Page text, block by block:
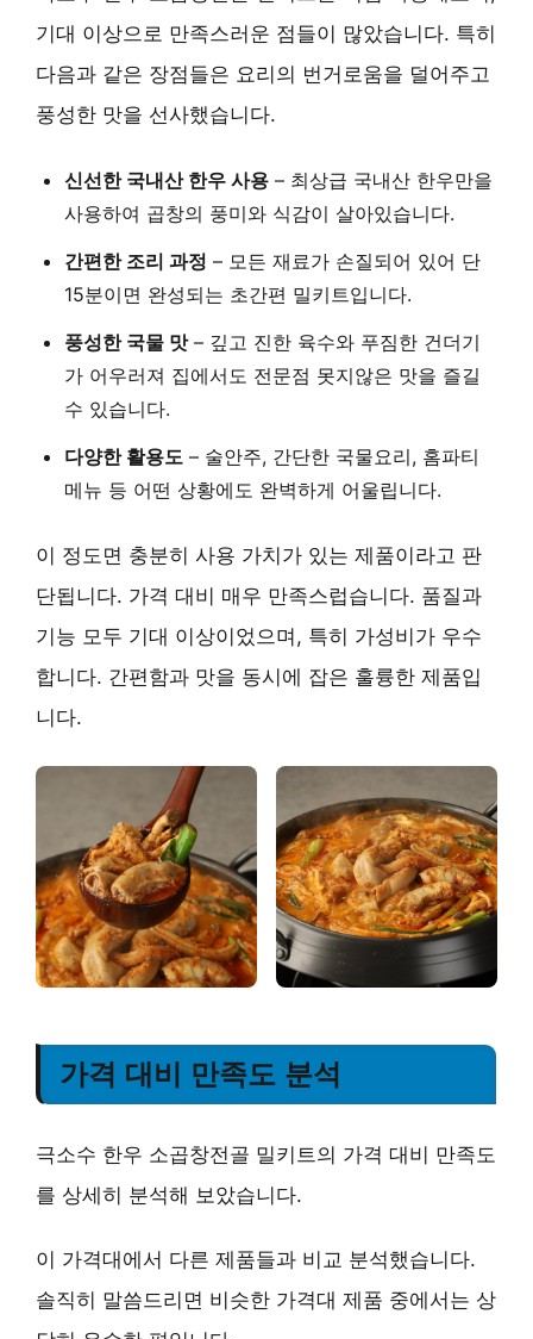
기대 이상으로 만족스러운 점들이 많았습니다. 특히
다음과 같은 장점들은 요리의 번거로움을 덜어주고
풍성한 맛을 선사했습니다.
신선한 국내산 한우 사용 – 최상급 국내산 한우만을
사용하여 곱창의 풍미와 식감이 살아있습니다.
간편한 조리 과정 – 모든 재료가 손질되어 있어 단
15분이면 완성되는 초간편 밀키트입니다.
풍성한 국물 맛– 깊고 진한 육수와 푸짐한 건더기
가 어우러져 집에서도 전문점 못지않은 맛을 즐길
수 있습니다.
다양한 활용도 – 술안주, 간단한 국물요리, 홈파티
메뉴 등 어떤 상황에도 완벽하게 어울립니다.
이 정도면 충분히 사용 가치가 있는 제품이라고 판
단됩니다. 가격 대비 매우 만족스럽습니다. 품질과
기능 모두 기대 이상이었으며, 특히 가성비가 우수
합니다. 간편함과 맛을 동시에 잡은 훌륭한 제품입
니다.
가격 대비 만족도 분석
극소수 한우 소곱창전골 밀키트의 가격 대비 만족도
를 상세히 분석해 보았습니다.
이 가격대에서 다른 제품들과 비교 분석했습니다.
솔직히 말씀드리면 비슷한 가격대 제품 중에서는 상